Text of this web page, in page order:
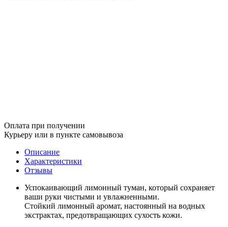
Оплата при получении
Курьеру или в пункте самовывоза
Описание
Характеристики
Отзывы
Успокаивающий лимонный туман, который сохраняет
ваши руки чистыми и увлажненными.
Стойкий лимонный аромат, настоянный на водных
экстрактах, предотвращающих сухость кожи.